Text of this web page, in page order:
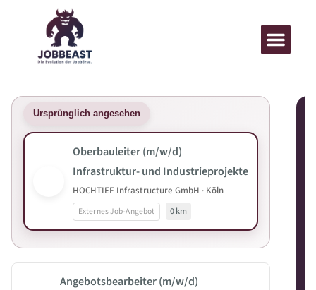
Ursprünglich angesehen
Oberbauleiter (m/w/d)
Infrastruktur- und Industrieprojekte
HOCHTIEF Infrastructure GmbH · Köln
Externes Job-Angebot 0 km
Angebotsbearbeiter (m/w/d)